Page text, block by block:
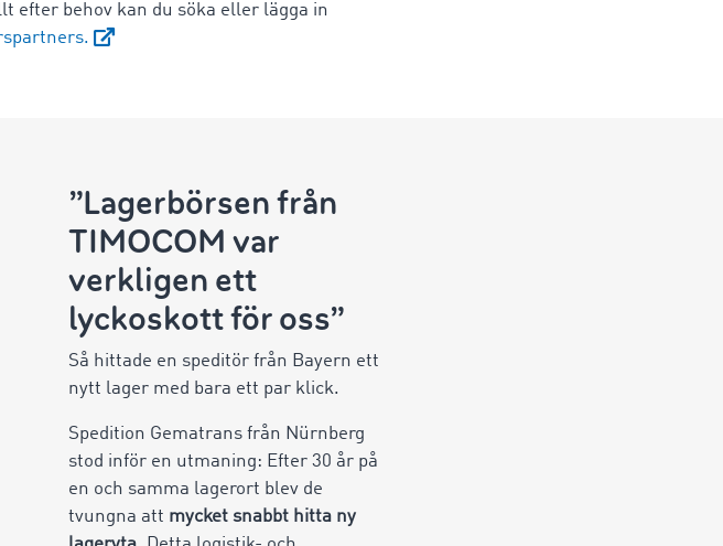
efter behov kan du söka eller lägga in
”Lagerbörsen från
TIMOCOM var
verkligen ett
lyckoskott för oss”
Så hittade en speditör från Bayern ett
nytt lager med bara ett par klick.
Spedition Gematrans från Nürnberg
stod inför en utmaning: Efter 30 år på
en och samma lagerort blev de
tvungna att mycket snabbt hitta ny